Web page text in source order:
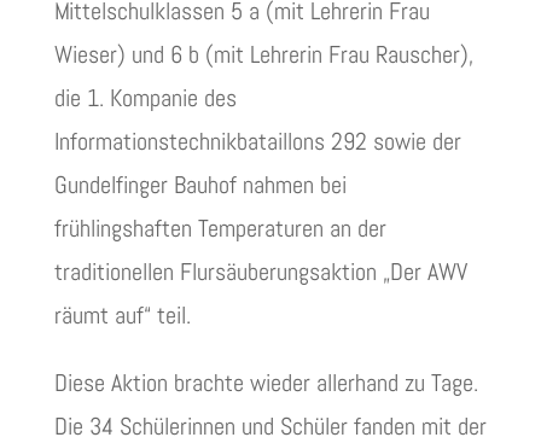
Mittelschulklassen 5 a (mit Lehrerin Frau
Wieser) und 6 b (mit Lehrerin Frau Rauscher),
die 1. Kompanie des
Informationstechnikbataillons 292 sowie der
Gundelfinger Bauhof nahmen bei
frühlingshaften Temperaturen an der
traditionellen Flursäuberungsaktion „Der AWV
räumt auf“ teil.
Diese Aktion brachte wieder allerhand zu Tage.
Die 34 Schülerinnen und Schüler fanden mit der